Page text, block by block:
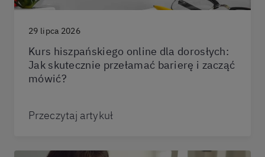
29 lipca 2026
Kurs hiszpańskiego online dla dorosłych:
Jak skutecznie przełamać barierę i zacząć
mówić?
Przeczytaj artykuł